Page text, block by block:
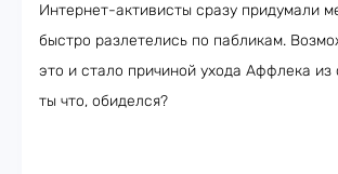
Интернет-активисты сразу придумали
быстро разлетелись по пабликам.
это и стало причиной ухода Аффлека из
ты что, обиделся?